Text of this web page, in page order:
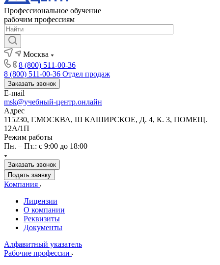
Профессиональное обучение
рабочим профессиям
Москва
8 (800) 511-00-36
8 (800) 511-00-36 Отдел продаж
Заказать звонок
E-mail
msk@учебный-центр.онлайн
Адрес
115230, Г.МОСКВА, Ш КАШИРСКОЕ, Д. 4, К. 3, ПОМЕЩ.
12А/1П
Режим работы
Пн. – Пт.: с 9:00 до 18:00
Заказать звонок
Подать заявку
Компания
Лицензии
О компании
Реквизиты
Документы
Алфавитный указатель
Рабочие профессии